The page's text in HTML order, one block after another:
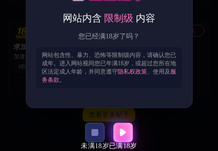
关注
求加速器
加速器，好多进不去
#BUG吐槽
0
查看更多帖子
网站内含 限制级 内容
您已经满18岁了吗？
网站包含性、暴力、恐怖等限制级内容，请确认您已
成年。进入网站视同您已年满18岁，或超过您所在地
区法定成人年龄，并同意遵守隐私权政策、使用及 服
务条款。
未满18岁已满18岁